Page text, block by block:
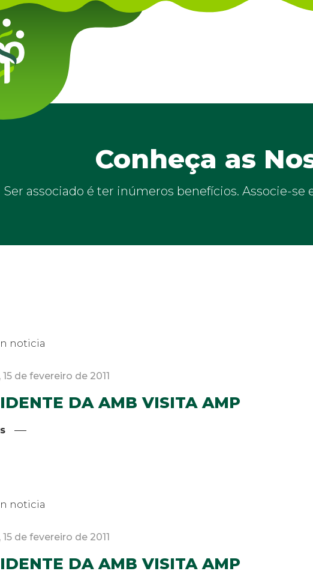
Conheça as
Ser associado é ter inúmeros benefícios. Associe-
de fevereiro de 2011
DA AMB VISITA AMP
de fevereiro de 2011
DA AMB VISITA AMP